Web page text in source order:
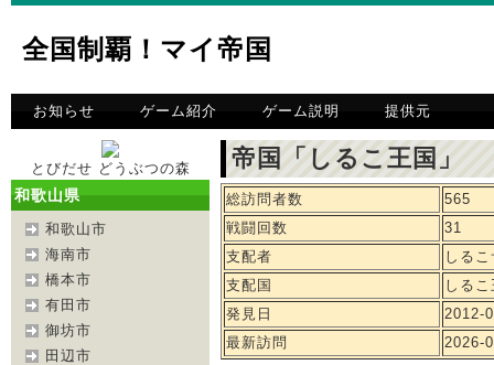
全国制覇！マイ帝国
お知らせ ゲーム紹介 ゲーム説明 提供元
とびだせ どうぶつの森
和歌山県
和歌山市
海南市
橋本市
有田市
御坊市
田辺市
帝国「しるこ王国」
総訪問者数
565
戦闘回数
31
支配者
しる
支配国
しる
発見日
2012-
最新訪問
2026-